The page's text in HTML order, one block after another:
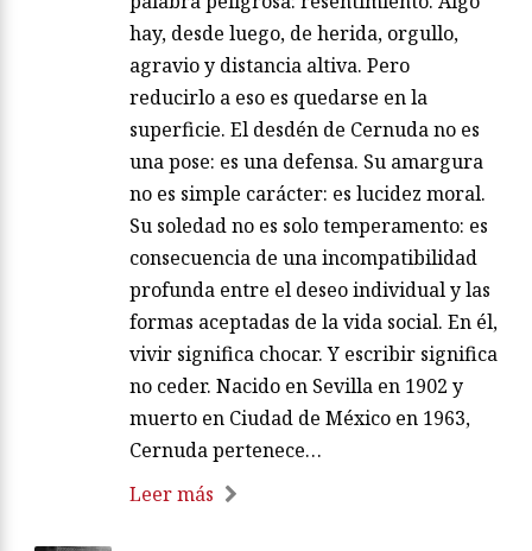
hay, desde luego, de herida, orgullo,
agravio y distancia altiva. Pero
reducirlo a eso es quedarse en la
superficie. El desdén de Cernuda no es
una pose: es una defensa. Su amargura
no es simple carácter: es lucidez moral.
Su soledad no es solo temperamento: es
consecuencia de una incompatibilidad
profunda entre el deseo individual y las
formas aceptadas de la vida social. En él,
vivir significa chocar. Y escribir significa
no ceder. Nacido en Sevilla en 1902 y
muerto en Ciudad de México en 1963,
Cernuda pertenece…
Leer más